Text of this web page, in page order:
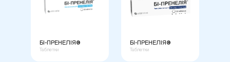
БІ-ПРЕНЕЛІЯ®
Таблетки
БІ-ПРЕНЕЛІЯ®
Таблетки